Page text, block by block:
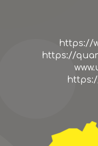
https://
https://